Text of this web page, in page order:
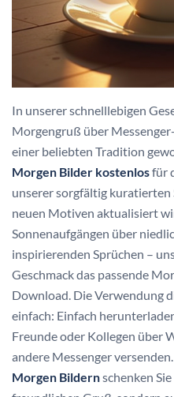
In unserer schnelllebigen
Morgengruß über
einer beliebten Tradition
Morgen Bilder kostenlosfür
unserer sorgfältig kuratierten
neuen Motiven aktualisiert
Sonnenaufgängen über
inspirierenden Sprüchen –
Geschmack das passende
Download. Die Verwendung
einfach: Einfach
Freunde oder Kollegen über
andere Messenger
Morgen Bildernschenken